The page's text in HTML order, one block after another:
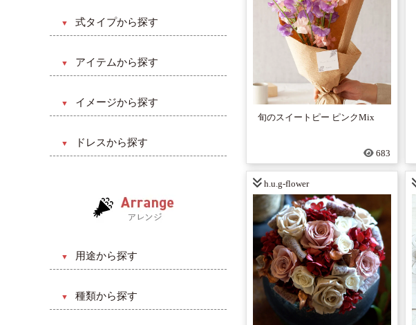
旬のスイートピー ピンクMix
683
h.u.g-flower
式タイプから探す
洋風
挙式のみ
ガーデン
レストラン
二次会（パーティ）
ナイト
ホテル
アイテムから探す
ヘアード
会場装飾（会食）
リストレット
イメージから探す
クリスマス・バレンタイン系
ゴージャス系
クラシカル系
ディズニー系
ドレスから探す
マーメイドライン
スレンダーライン
セパレート
用途から探す
結婚・出産祝い
種類から探す